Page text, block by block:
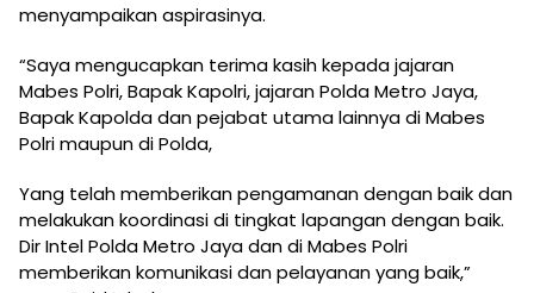
menyampaikan aspirasinya.
“Saya mengucapkan terima kasih kepada jajaran
Mabes Polri, Bapak Kapolri, jajaran Polda Metro Jaya,
Bapak Kapolda dan pejabat utama lainnya di Mabes
Polri maupun di Polda,
Yang telah memberikan pengamanan dengan baik dan
melakukan koordinasi di tingkat lapangan dengan baik.
Dir Intel Polda Metro Jaya dan di Mabes Polri
memberikan komunikasi dan pelayanan yang baik,”